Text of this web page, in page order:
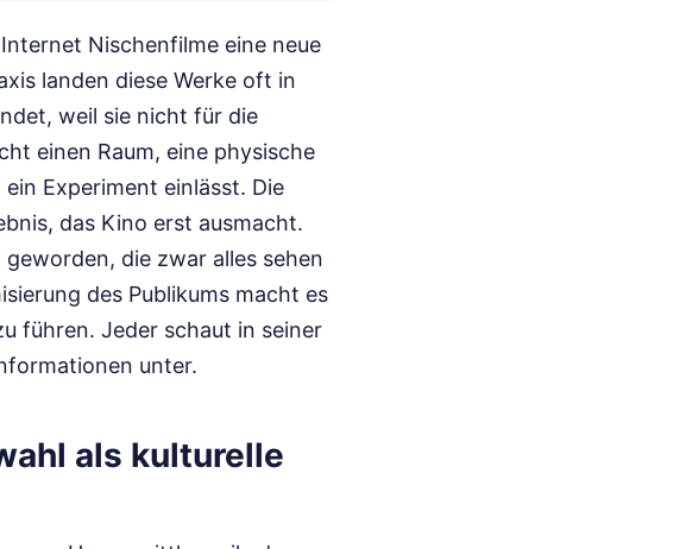
Nischenfilme eine neue
landen diese Werke oft in
weil sie nicht für die
einen Raum, eine physische
Experiment einlässt. Die
das Kino erst ausmacht.
die zwar alles sehen
des Publikums macht es
führen. Jeder schaut in seiner
unter.
als kulturelle